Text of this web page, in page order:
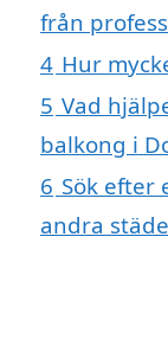
från
4 Hur
5 Vad
balkong i
6 Sök efter
andra